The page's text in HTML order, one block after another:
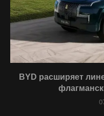
BYD расширяет